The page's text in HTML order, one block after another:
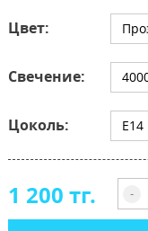
Цвет:
Свечение:
Цоколь: E14
1 200 тг. -